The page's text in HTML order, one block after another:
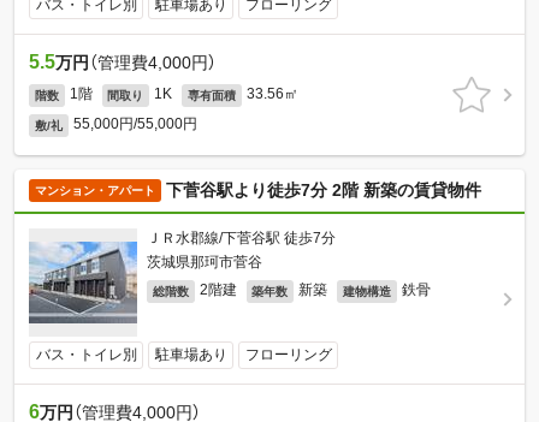
バス・トイレ別 駐車場あり フローリング
5.5万円 （管理費4,000円）
階数 1階 間取り 1K 専有面積 33.56㎡
敷/礼 55,000円/55,000円
マンション・アパート 下菅谷駅より徒歩7分 2階 新築の賃貸物件
ＪＲ水郡線/下菅谷駅 徒歩7分
茨城県那珂市菅谷
総階数 2階建 築年数 新築 建物構造 鉄骨
バス・トイレ別 駐車場あり フローリング
6万円 （管理費4,000円）